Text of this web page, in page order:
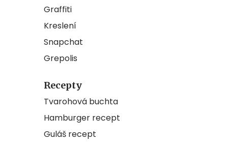
Graffiti
Kreslení
Snapchat
Grepolis
Recepty
Tvarohová buchta
Hamburger recept
Guláš recept